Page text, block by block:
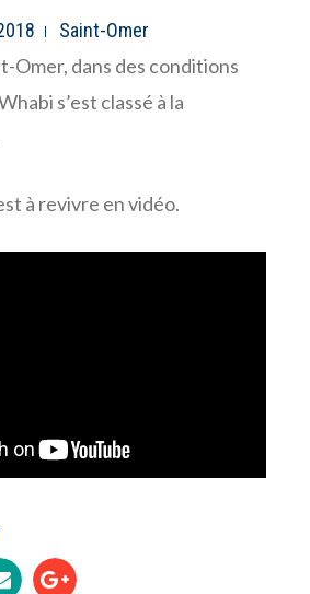
Saint-Omer
Omer, dans des conditions
s’est classé à la
à revivre en vidéo.